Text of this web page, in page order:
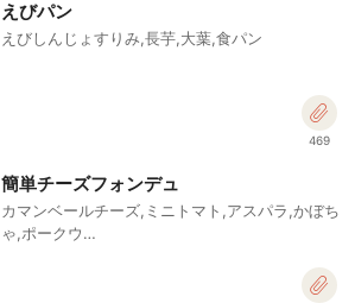
えびパン
えびしんじょすりみ,長芋,大葉,食パン
469
簡単チーズフォンデュ
カマンベールチーズ,ミニトマト,アスパラ,かぼち
ゃ,ポークウ…